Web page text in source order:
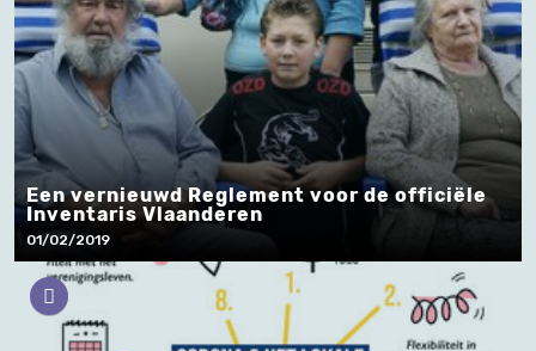
Een vernieuwd Reglement voor de officiële
Inventaris Vlaanderen
01/02/2019